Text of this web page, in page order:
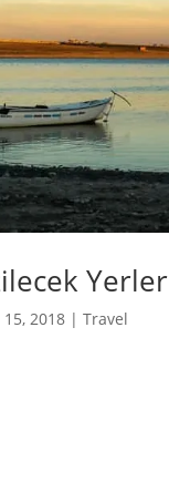
Yerler
15, 2018 |Travel